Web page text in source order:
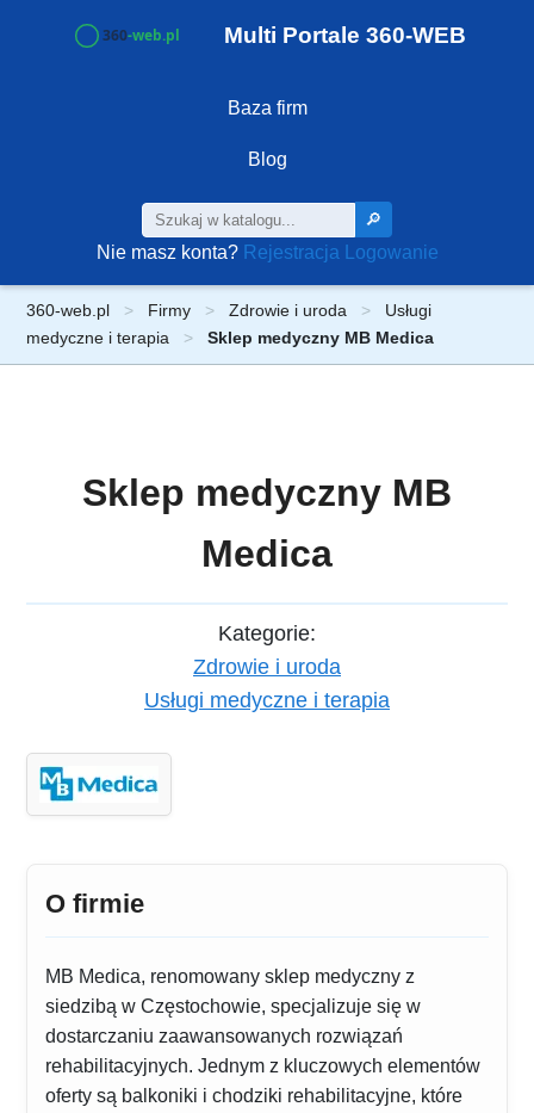
Multi Portale 360-WEB
Baza firm
Blog
🔎
Nie masz konta? Rejestracja Logowanie
360-web.pl Firmy Zdrowie i uroda
Usługi
medyczne i terapia
Sklep medyczny MB Medica
Sklep medyczny MB
Medica
Kategorie:
Zdrowie i uroda
Usługi medyczne i terapia
O firmie
MB Medica, renomowany sklep medyczny z
siedzibą w Częstochowie, specjalizuje się w
dostarczaniu zaawansowanych rozwiązań
rehabilitacyjnych. Jednym z kluczowych elementów
oferty są balkoniki i chodziki rehabilitacyjne, które